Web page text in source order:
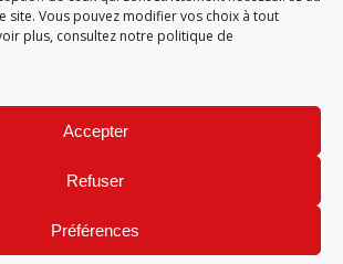
site. Vous pouvez modifier vos choix à tout
plus, consultez notre politique de
Accepter
Refuser
Préférences
PLAN DU SITE
MENTIONS LÉGALES
INDUSTRIE – TOUS DROITS RÉSERVÉS
réalisé par